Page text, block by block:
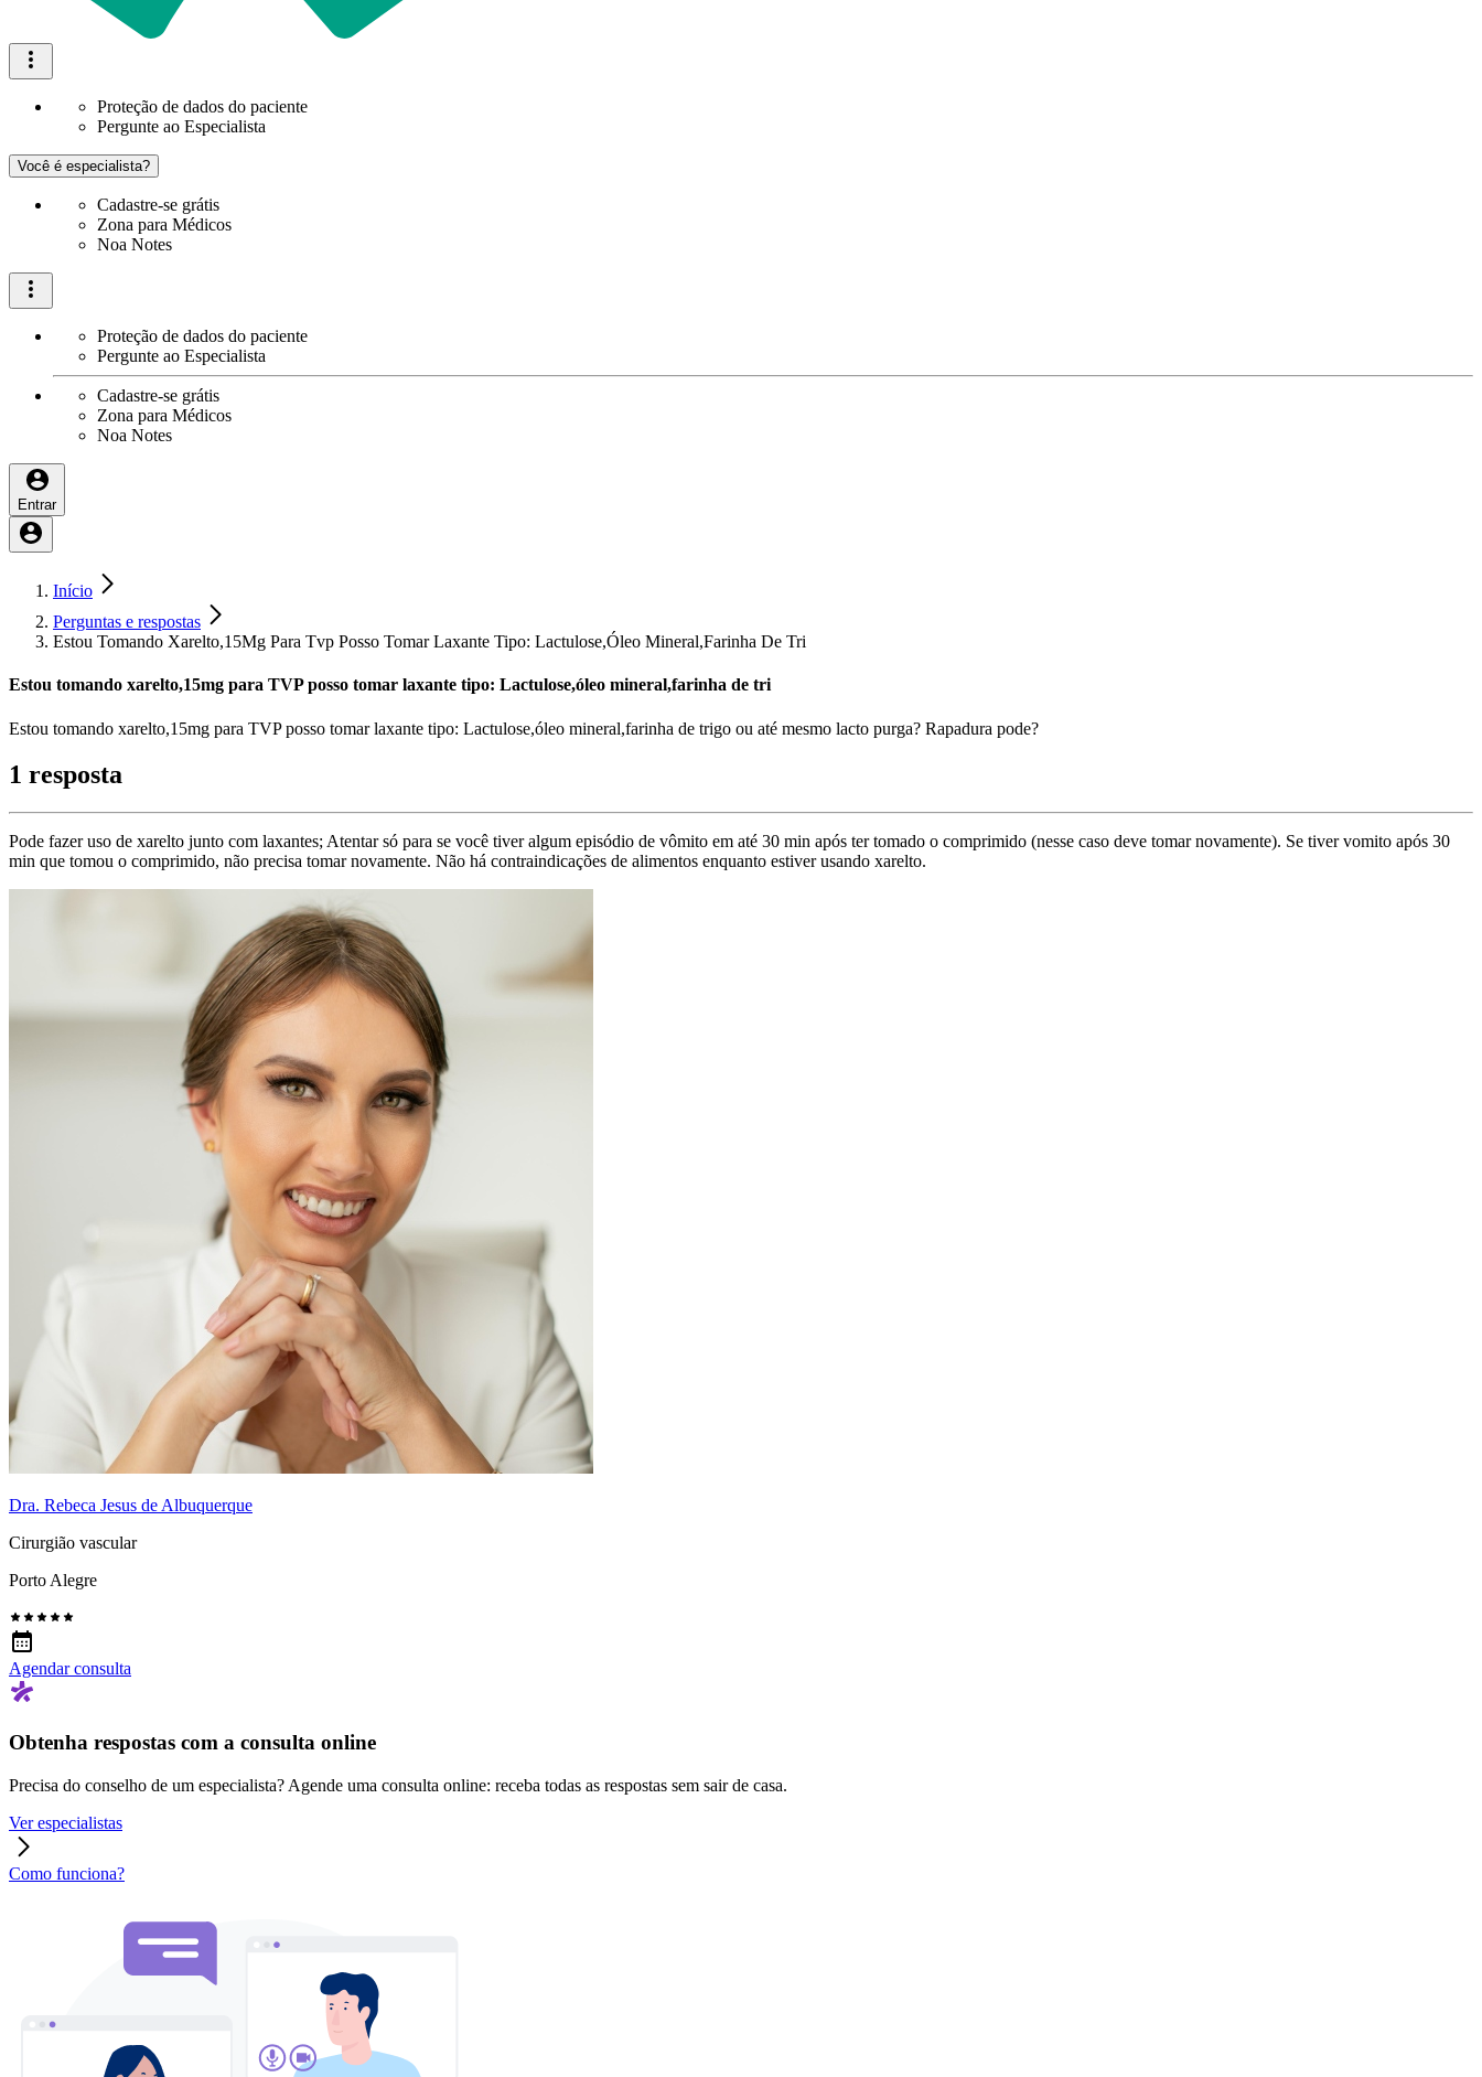
Proteção de dados do paciente
Pergunte ao Especialista
Você é especialista?
Cadastre-se grátis
Zona para Médicos
Noa Notes
Proteção de dados do paciente
Pergunte ao Especialista
Cadastre-se grátis
Zona para Médicos
Noa Notes
Entrar
Início
Perguntas e respostas
Estou Tomando Xarelto,15Mg Para Tvp Posso Tomar Laxante Tipo: Lactulose,Óleo Mineral,Farinha De Tri
Estou tomando xarelto,15mg para TVP posso tomar laxante tipo: Lactulose,óleo mineral,farinha de tri
Estou tomando xarelto,15mg para TVP posso tomar laxante tipo: Lactulose,óleo mineral,farinha de trigo ou até mesmo lacto purga? Rapadura pode?
1 resposta
Pode fazer uso de xarelto junto com laxantes; Atentar só para se você tiver algum episódio de vômito em até 30 min após ter tomado o comprimido (nesse caso deve tomar novamente). Se tiver vomito após 30
min que tomou o comprimido, não precisa tomar novamente. Não há contraindicações de alimentos enquanto estiver usando xarelto.
Dra. Rebeca Jesus de Albuquerque
Cirurgião vascular
Porto Alegre
Agendar consulta
Obtenha respostas com a consulta online
Precisa do conselho de um especialista? Agende uma consulta online: receba todas as respostas sem sair de casa.
Ver especialistas
Como funciona?